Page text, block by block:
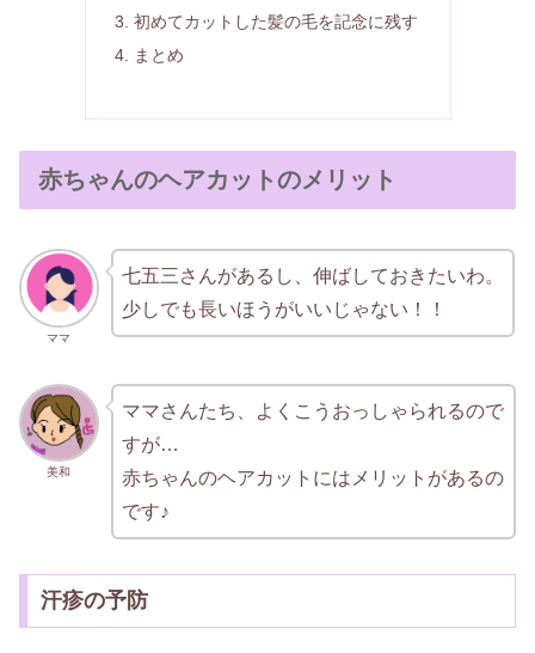
初めてカットした髪の毛を記念に残す
まとめ
赤ちゃんのヘアカットのメリット
ママ
七五三さんがあるし、伸ばしておきたいわ。
少しでも長いほうがいいじゃない！！
美和
ママさんたち、よくこうおっしゃられるので
すが…
赤ちゃんのヘアカットにはメリットがあるの
です♪
汗疹の予防